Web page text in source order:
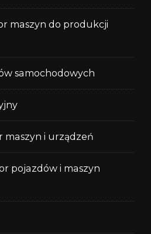
maszyn do produkcji
samochodowych
i urządzeń
pojazdów i maszyn